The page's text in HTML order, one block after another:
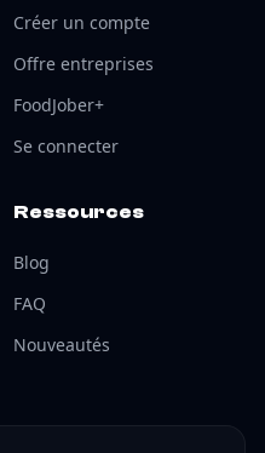
Créer un compte
Offre entreprises
FoodJober+
Se connecter
Ressources
Blog
FAQ
Nouveautés